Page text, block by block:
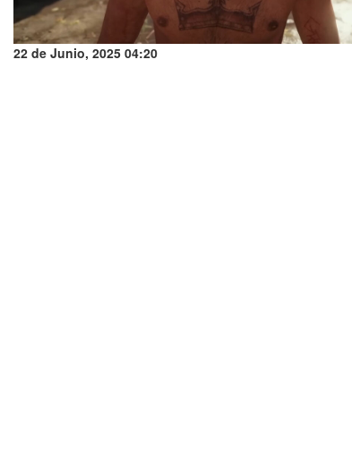
22 de Junio, 2025 04:20